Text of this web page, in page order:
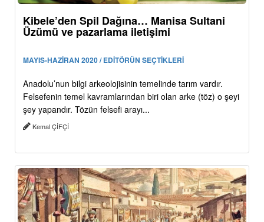
Kibele’den Spil Dağına… Manisa Sultani
Üzümü ve pazarlama iletişimi
MAYIS-HAZİRAN 2020 / EDİTÖRÜN SEÇTİKLERİ
Anadolu’nun bilgi arkeolojisinin temelinde tarım vardır.
Felsefenin temel kavramlarından biri olan arke (töz) o şeyi
şey yapandır. Tözün felsefi arayı...
Kemal ÇİFÇİ